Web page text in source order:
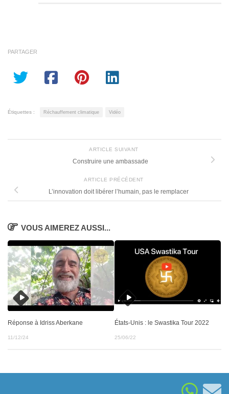
PARTAGER
Étiquettes : Réchauffement climatique Vidéo
ARTICLE SUIVANT
Construire une ambassade
ARTICLE PRÉCÉDENT
L’innovation doit libérer l’humain, pas le remplacer
VOUS AIMEREZ AUSSI...
Réponse à Idriss Aberkane
11/12/24
États-Unis : le Swastika Tour 2022
25/06/22